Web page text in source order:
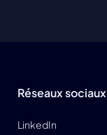
Réseaux sociaux
LinkedIn